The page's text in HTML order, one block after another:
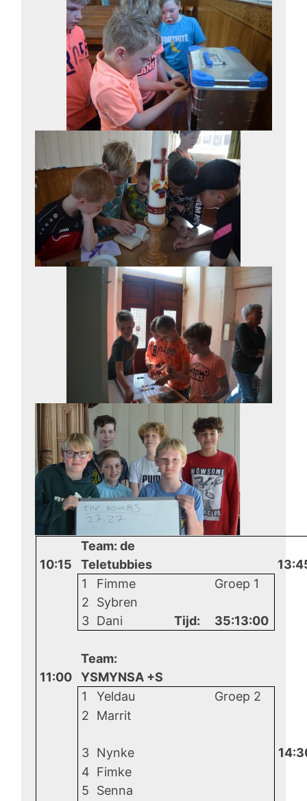
10:15
Team: de
Teletubbies
1
Fimme
Groep 1
2
Sybren
3 Dani Tijd: 35:13:00
11:00
Team:
YSMYNSA +S
1
Yeldau
Groep 2
2
Marrit
3 Nynke
4 Fimke
5
Senna